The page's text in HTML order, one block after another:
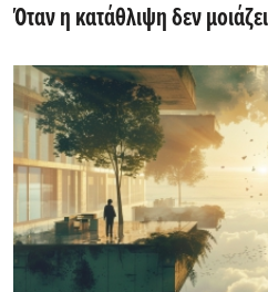
Όταν η κατάθλιψη δεν